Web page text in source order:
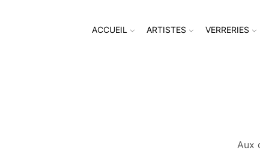
ACCUEIL ARTISTES VERRERIES
Aux